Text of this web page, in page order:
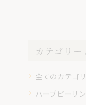
カテゴリー
全てのカテゴ
ハーブピーリ